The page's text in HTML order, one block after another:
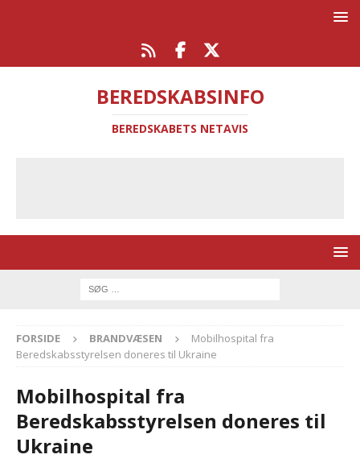
BEREDSKABSINFO
BEREDSKABETS NETAVIS
FORSIDE BRANDVÆSEN
Mobilhospital fra
Beredskabsstyrelsen doneres til Ukraine
Mobilhospital fra
Beredskabsstyrelsen doneres til
Ukraine